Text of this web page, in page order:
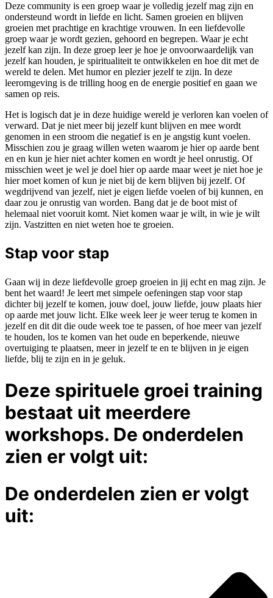
Deze community is een groep waar je volledig jezelf mag zijn en
ondersteund wordt in liefde en licht. Samen groeien en blijven
groeien met prachtige en krachtige vrouwen. In een liefdevolle
groep waar je wordt gezien, gehoord en begrepen. Waar je echt
jezelf kan zijn. In deze groep leer je hoe je onvoorwaardelijk van
jezelf kan houden, je spiritualiteit te ontwikkelen en hoe dit met de
wereld te delen. Met humor en plezier jezelf te zijn. In deze
leeromgeving is de trilling hoog en de energie positief en gaan we
samen op reis.
Het is logisch dat je in deze huidige wereld je verloren kan voelen of
verward. Dat je niet meer bij jezelf kunt blijven en mee wordt
genomen in een stroom die negatief is en je angstig kunt voelen.
Misschien zou je graag willen weten waarom je hier op aarde bent
en en kun je hier niet achter komen en wordt je heel onrustig. Of
misschien weet je wel je doel hier op aarde maar weet je niet hoe je
hier moet komen of kun je niet bij de kern blijven bij jezelf. Of
wegdrijvend van jezelf, niet je eigen liefde voelen of bij kunnen, en
daar zou je onrustig van worden. Bang dat je de boot mist of
helemaal niet vooruit komt. Niet komen waar je wilt, in wie je wilt
zijn. Vastzitten en niet weten hoe te groeien.
Stap voor stap
Gaan wij in deze liefdevolle groep groeien in jij echt en mag zijn. Je
bent het waard! Je leert met simpele oefeningen stap voor stap
dichter bij jezelf te komen, jouw doel, jouw liefde, jouw plaats hier
op aarde met jouw licht. Elke week leer je weer terug te komen in
jezelf en dit dit die oude week toe te passen, of hoe meer van jezelf
te houden, los te komen van het oude en beperkende, nieuwe
overtuiging te plaatsen, meer in jezelf te en te blijven in je eigen
liefde, blij te zijn en in je geluk.
Deze spirituele groei training
bestaat uit meerdere
workshops. De onderdelen
zien er volgt uit:
De onderdelen zien er volgt
uit: